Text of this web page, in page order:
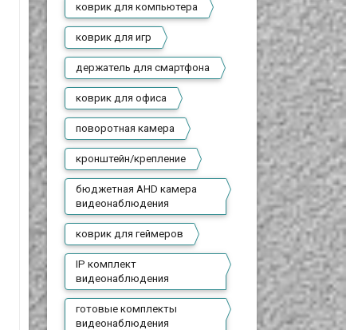
коврик для компьютера
коврик для игр
держатель для смартфона
коврик для офиса
поворотная камера
кронштейн/крепление
бюджетная AHD камера
видеонаблюдения
коврик для геймеров
IP комплект
видеонаблюдения
готовые комплекты
видеонаблюдения